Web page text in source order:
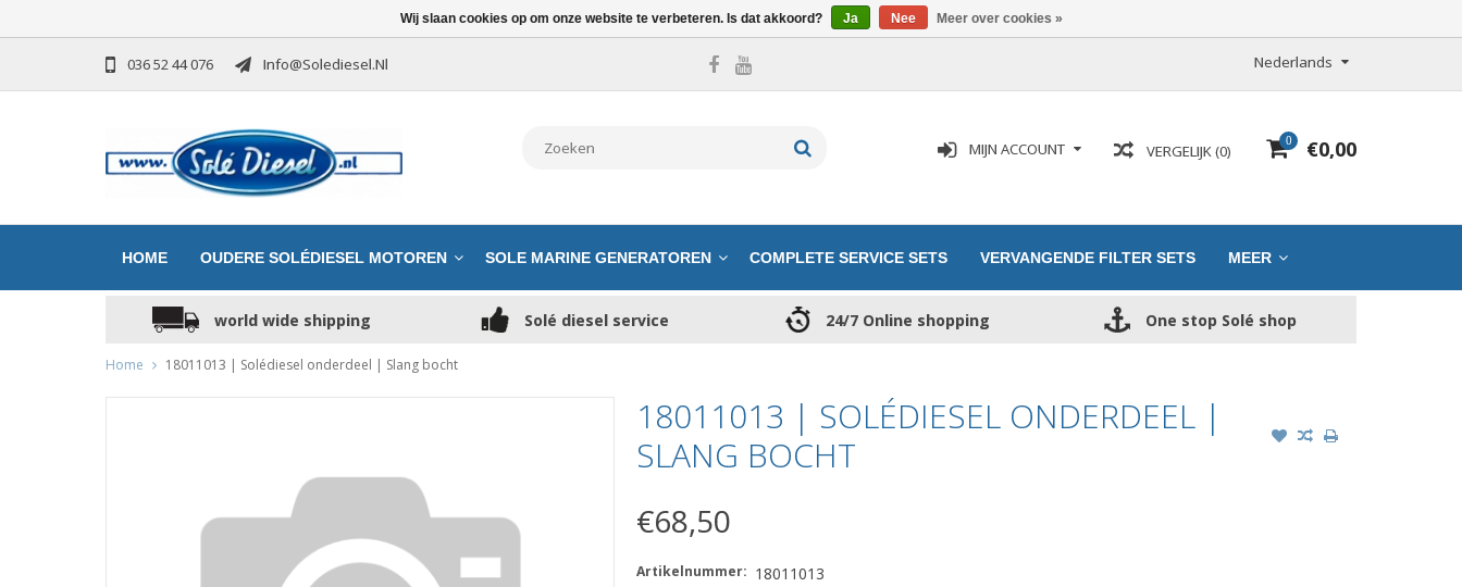
036 52 44 076 Info@solediesel.nl Nederlands
0 €0,00
VERGELIJK (0)
MIJN ACCOUNT
HOME OUDERE SOLÉDIESEL MOTOREN SOLE MARINE GENERATOREN COMPLETE SERVICE SETS VERVANGENDE FILTER SETS MEER
world wide shipping Solé diesel service 24/7 Online shopping One stop Solé shop
Home 18011013 | Solédiesel onderdeel | Slang bocht
18011013 | SOLÉDIESEL ONDERDEEL |
SLANG BOCHT
€68,50
Artikelnummer: 18011013
Wij slaan cookies op om onze website te verbeteren. Is dat akkoord? Ja Nee Meer over cookies »